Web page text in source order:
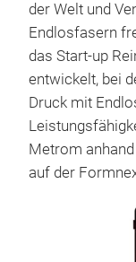
der Welt und
Endlosfasern
das Start-up
entwickelt, bei
Druck mit
Metrom
auf der